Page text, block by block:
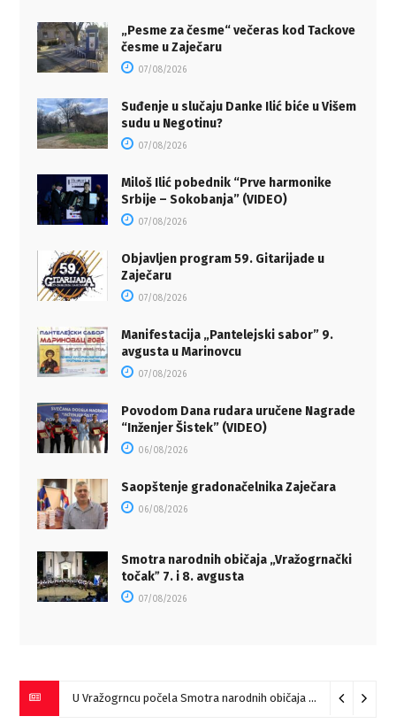
„Pesme za česme“ večeras kod Tackove
česme u Zaječaru
07/08/2026
Suđenje u slučaju Danke Ilić biće u Višem
sudu u Negotinu?
07/08/2026
Miloš Ilić pobednik “Prve harmonike
Srbije – Sokobanja” (VIDEO)
07/08/2026
Objavljen program 59. Gitarijade u
Zaječaru
07/08/2026
Manifestacija „Pantelejski sabor” 9.
avgusta u Marinovcu
07/08/2026
Povodom Dana rudara uručene Nagrade
“Inženjer Šistek” (VIDEO)
06/08/2026
Saopštenje gradonačelnika Zaječara
06/08/2026
Smotra narodnih običaja „Vražogrnački
točakˮ 7. i 8. avgusta
07/08/2026
U Vražogrncu počela Smotra narodnih običaja „Vražogrnački točak“